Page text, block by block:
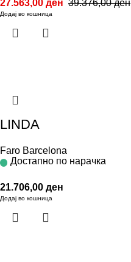
39.376,00ден
27.563,00 ден
Додај во кошница
LINDA
Faro Barcelona
Достапно по нарачка
21.706,00 ден
Додај во кошница